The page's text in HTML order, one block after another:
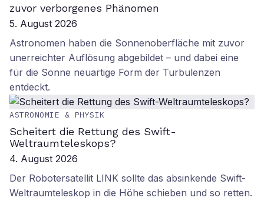
zuvor verborgenes Phänomen
5. August 2026
Astronomen haben die Sonnenoberfläche mit zuvor
unerreichter Auflösung abgebildet – und dabei eine
für die Sonne neuartige Form der Turbulenzen
entdeckt.
ASTRONOMIE & PHYSIK
Scheitert die Rettung des Swift-
Weltraumteleskops?
4. August 2026
Der Robotersatellit LINK sollte das absinkende Swift-
Weltraumteleskop in die Höhe schieben und so retten.